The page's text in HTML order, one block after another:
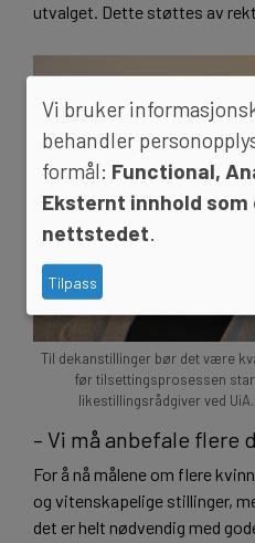
utvalget. Dette støttes av
Til dekanstillinger bør det være
før tilsettingsprosessen
likestillingsrådgiver ved
– Vi må anbefale flere
For å nå målene om flere
og vitenskapelige stillinger,
det er helt nødvendig med
Vi bruker
behandler
formål: Functional,
Eksternt innhold som
nettstedet.
Tilpass